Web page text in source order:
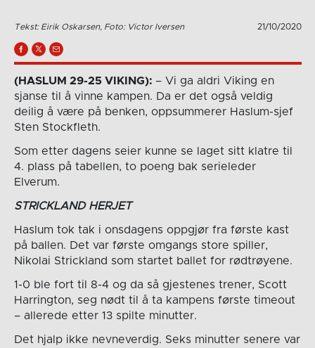
Tekst: Eirik Oskarsen, Foto: Victor Iversen 21/10/2020
(HASLUM 29-25 VIKING): – Vi ga aldri Viking en
sjanse til å vinne kampen. Da er det også veldig
deilig å være på benken, oppsummerer Haslum-sjef
Sten Stockfleth.
Som etter dagens seier kunne se laget sitt klatre til
4. plass på tabellen, to poeng bak serieleder
Elverum.
STRICKLAND HERJET
Haslum tok tak i onsdagens oppgjør fra første kast
på ballen. Det var første omgangs store spiller,
Nikolai Strickland som startet ballet for rødtrøyene.
1-0 ble fort til 8-4 og da så gjestenes trener, Scott
Harrington, seg nødt til å ta kampens første timeout
– allerede etter 13 spilte minutter.
Det hjalp ikke nevneverdig. Seks minutter senere var